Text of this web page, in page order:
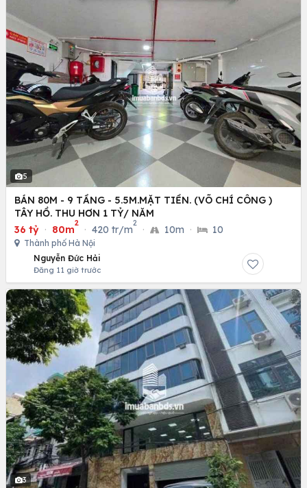
5
BÁN 80M - 9 TẦNG - 5.5M.MẶT TIỀN. (VÕ CHÍ CÔNG )
TÂY HỒ. THU HƠN 1 TỶ/ NĂM
36 tỷ · 80m
2
· 420 tr/m
2
· 10m · 10
Thành phố Hà Nội
Nguyễn Đức Hải
Đăng 11 giờ trước
3